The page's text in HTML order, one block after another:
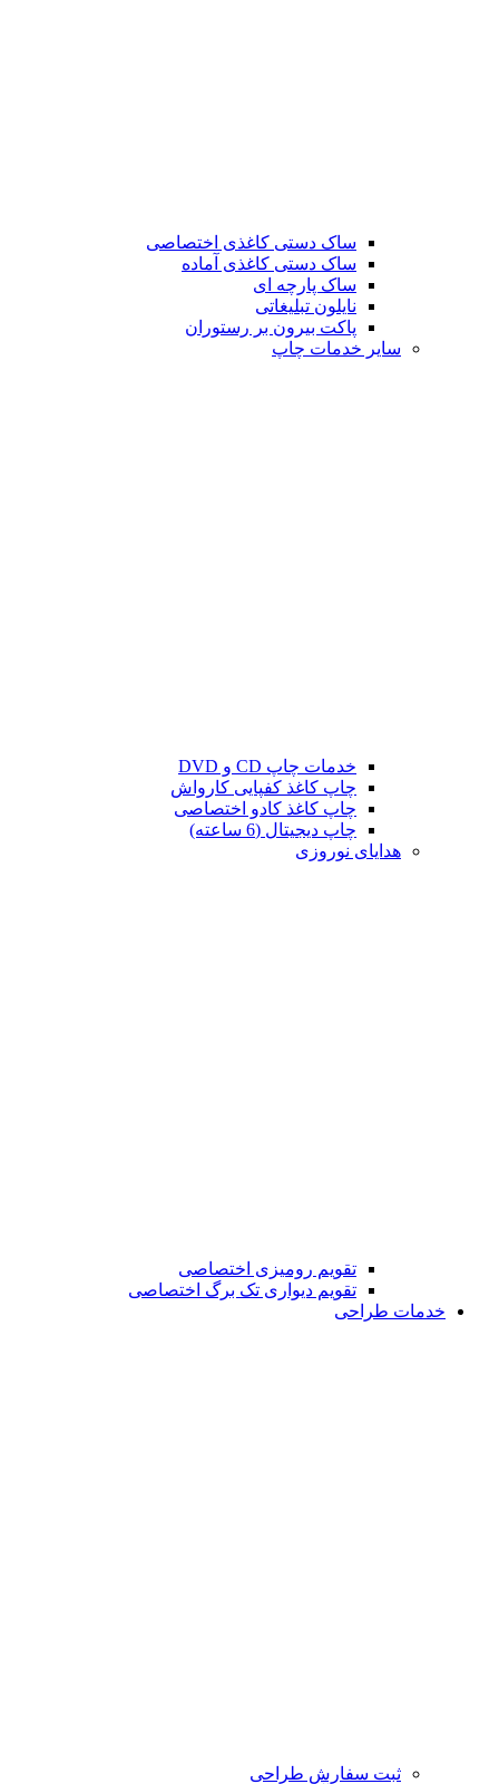
ساک دستی کاغذی اختصاصی
ساک دستی کاغذی آماده
ساک پارچه ای
نایلون تبلیغاتی
پاکت بیرون بر رستوران
سایر خدمات چاپ
خدمات چاپ CD و DVD
چاپ کاغذ کفپایی کارواش
چاپ کاغذ کادو اختصاصی
چاپ دیجیتال (6 ساعته)
هدایای نوروزی
تقویم رومیزی اختصاصی
تقویم دیواری تک برگ اختصاصی
خدمات طراحی
ثبت سفارش طراحی